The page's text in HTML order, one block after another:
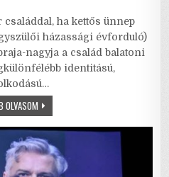
ai
l
ai
l
at
s
A
p
ar
e
ha kettős ünnep
házassági évforduló)
nagyja a család balatoni
identitású,
OLVASOMMAGYARTENGER
–
ALBUM
A
CSODASZARVASTÓL
A
PÁLINKAFŐZDÉIG